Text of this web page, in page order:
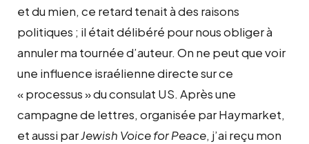
et du mien, ce retard tenait à des raisons
politiques ; il était délibéré pour nous obliger à
annuler ma tournée d’auteur. On ne peut que voir
une influence israélienne directe sur ce
« processus » du consulat US. Après une
campagne de lettres, organisée par Haymarket,
et aussi parJewish Voice for Peace, j’ai reçu mon